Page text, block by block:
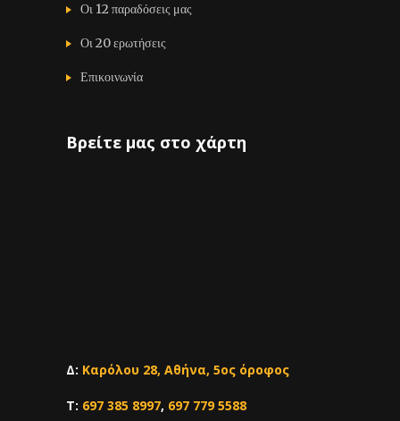
Οι 12 παραδόσεις μας
Οι 20 ερωτήσεις
Επικοινωνία
Βρείτε μας στο χάρτη
Δ: Καρόλου 28, Αθήνα, 5ος όροφος
Τ: 697 385 8997, 697 779 5588